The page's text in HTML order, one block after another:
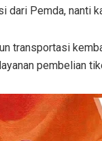
dari Pemda, nanti
transportasi
pembelian